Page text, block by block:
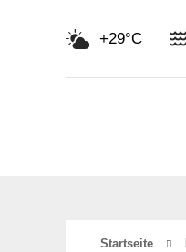
+29°C
Startseite